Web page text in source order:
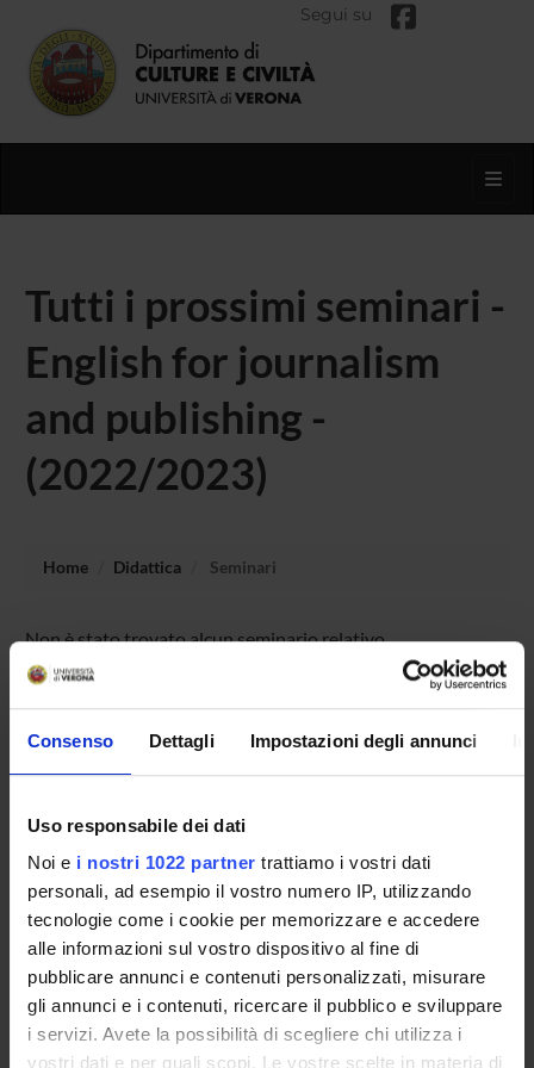
Consenso Dettagli Impostazioni degli annunci
Uso responsabile dei dati
Noi e i nostri 1022 partner trattiamo i vostri dati
personali, ad esempio il vostro numero IP, utilizzando
tecnologie come i cookie per memorizzare e accedere
alle informazioni sul vostro dispositivo al fine di
pubblicare annunci e contenuti personalizzati, misurare
gli annunci e i contenuti, ricercare il pubblico e sviluppare
i servizi. Avete la possibilità di scegliere chi utilizza i
vostri dati e per quali scopi. Le vostre scelte in materia di
Segui su
Tutti i prossimi seminari -
English for journalism
and publishing -
(2022/2023)
Home Didattica Seminari
Non è stato trovato alcun seminario relativo
all'insegnamento English for journalism and publishing.
OFFERTA FORMATIVA
CORSI DI STUDIO
DOTTORATI DI RICERCA E FORMAZIONE
SUPERIORE
Contatti
Persone
Luoghi